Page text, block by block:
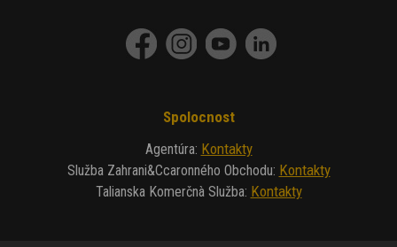
Spolocnost
Agentúra: Kontakty
Služba Zahrani&ccaronného Obchodu: Kontakty
Talianska Komerčnà Služba: Kontakty